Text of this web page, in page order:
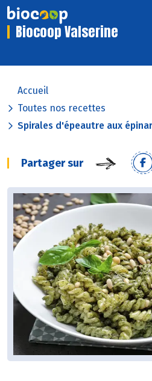
Biocoop Valserine
Accueil
Toutes nos recettes
Spirales d'épeautre aux
Partager sur